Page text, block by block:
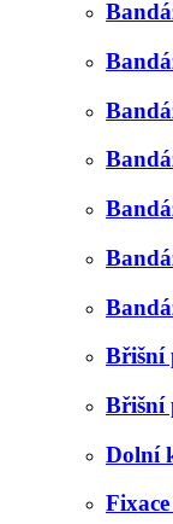
Břišní
Břišní
Dolní